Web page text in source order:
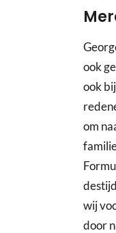
ook
ook
om
wij
door